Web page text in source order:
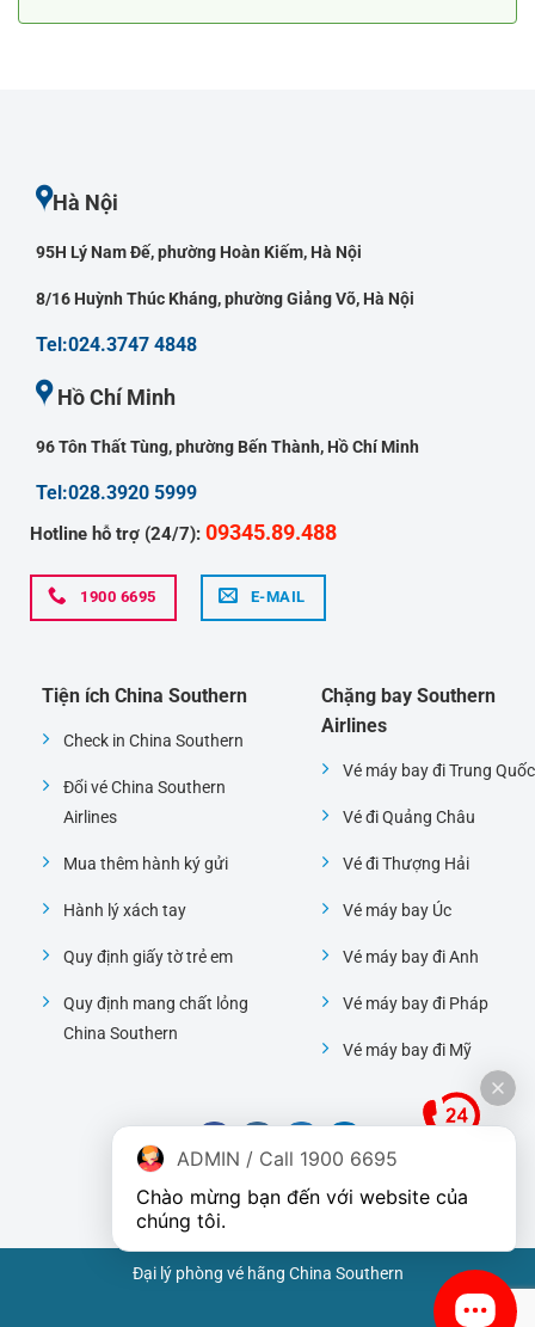
Hà Nội
95H Lý Nam Đế, phường Hoàn Kiếm, Hà Nội
8/16 Huỳnh Thúc Kháng, phường Giảng Võ, Hà Nội
Tel:024.3747 4848
Hồ Chí Minh
96 Tôn Thất Tùng, phường Bến Thành, Hồ Chí Minh
Tel:028.3920 5999
Hotline hỗ trợ (24/7): 09345.89.488
1900 6695 E-MAIL
Tiện ích China Southern
Check in China Southern
Đổi vé China Southern
Airlines
Mua thêm hành ký gửi
Hành lý xách tay
Quy định giấy tờ trẻ em
Quy định mang chất lỏng
China Southern
Chặng bay Southern
Airlines
Vé máy bay đi Trung Quốc
Vé đi Quảng Châu
Vé đi Thượng Hải
Vé máy bay Úc
Vé máy bay đi Anh
Vé máy bay đi Pháp
Vé máy bay đi Mỹ
Đại lý phòng vé hãng China Southern
ADMIN / Call 1900 6695
Chào mừng bạn đến với website của
chúng tôi.